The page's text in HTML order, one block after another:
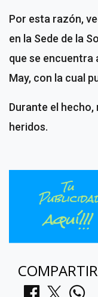
Por esta razón,
en la Sede de la
que se encuentra
May, con la cual
Durante el
heridos.